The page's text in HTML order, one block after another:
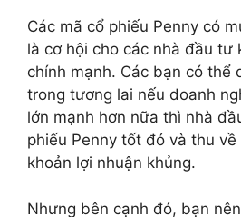
Các mã cổ phiếu Penny có
là cơ hội cho các nhà đầu tư
chính mạnh. Các bạn có thể
trong tương lai nếu doanh
lớn mạnh hơn nữa thì nhà
phiếu Penny tốt đó và thu
khoản lợi nhuận khủng.
Nhưng bên cạnh đó, bạn